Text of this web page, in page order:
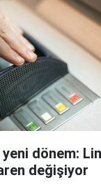
dönem:
değişiyor